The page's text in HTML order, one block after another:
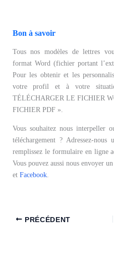
Bon à savoir
Tous nos modèles de lettres
format Word (fichier portant
Pour les obtenir et les
votre profil et à votre
TÉLÉCHARGER LE FICHIER
FICHIER PDF ».
Vous souhaitez nous interpeller
téléchargement ? Adressez-
remplissez le formulaire en ligne
Vous pouvez aussi nous envoyer
et Facebook.
PRÉCÉDENT